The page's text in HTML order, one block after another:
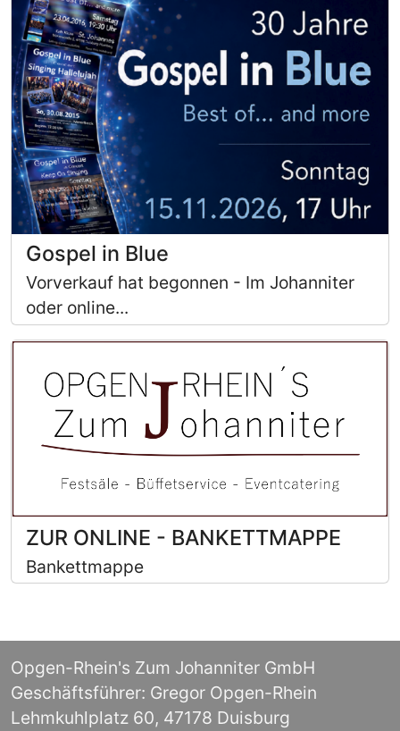
Gospel in Blue
Vorverkauf hat begonnen - Im Johanniter
oder online...
ZUR ONLINE - BANKETTMAPPE
Bankettmappe
Opgen-Rhein's Zum Johanniter GmbH
Geschäftsführer: Gregor Opgen-Rhein
Lehmkuhlplatz 60, 47178 Duisburg